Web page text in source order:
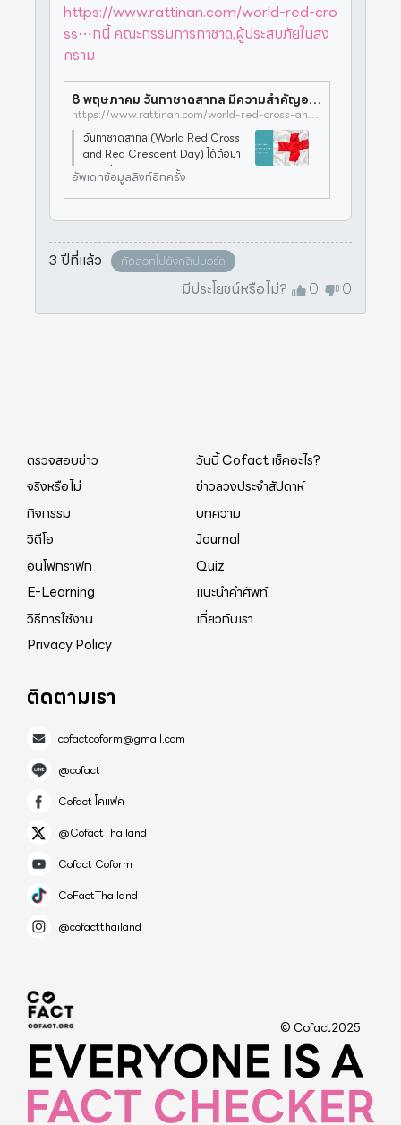
https://www.rattinan.com/world-red-cro
ss⋯กนี้ คณะกรรมการกาชาด,ผู้ประสบภัยในสง
คราม
8 พฤษภาคม วันกาชาดสากล มีความสำคัญอย่างไร
https://www.rattinan.com/world-red-cross-and-red-crescent-day/#:~:text=%E0%B8%99%E0%B8%AD%E0%B8%81%E0%B8%88%E0%B8%B2%E0%B8%81%E0%B8%99%E0%B8%B5%E0%B9%89%20%E0%B8%84%E0%B8%93%E0%B8%B0%E0%B8%81%E0%B8%A3%E0%B8%A3%E0%B8%A1%E0%B8%81%E0%B8%B2%E0%B8%A3%E0%B8%81%E0%B8%B2%E0%B8%8A%E0%B8%B2%E0%B8%94,%E0%B8%9C%E0%B8%B9%E0%B9%89%E0%B8%9B%E0%B8%A3%E0%B8%B0%E0%B8%AA%E0%B8%9A%E0%B8%A0%E0%B8%B1%E0%B8%A2%E0%B9%83%E0%B8%99%E0%B8%AA%E0%B8%87%E0%B8%84%E0%B8%A3%E0%B8%B2%E0%B8%A1
วันกาชาดสากล (World Red Cross
and Red Crescent Day) ได้ถือมา
จากหน่วยงาน “สภากาชาดสากล” (Int
ernational Committee of the R
ed Cross) ที่ถือกำเนิดเกิดขึ้นเมื่อ
ค.ศ. 1863 โดยมีภารกิจด้านมนุษยธร
อัพเดทข้อมูลลิงก์อีกครั้ง
3 ปีที่แล้ว คัดลอกไปยังคลิปบอร์ด
มีประโยชน์หรือไม่? 0 0
ตรวจสอบข่าว
วันนี้ Cofact เช็คอะไร?
จริงหรือไม่
ข่าวลวงประจำสัปดาห์
กิจกรรม
บทความ
วิดีโอ
Journal
อินโฟกราฟิก
Quiz
E-Learning
แนะนำคำศัพท์
วิธีการใช้งาน
เกี่ยวกับเรา
Privacy Policy
ติดตามเรา
cofactcoform@gmail.com
@cofact
Cofact โคแฟค
@CofactThailand
Cofact Coform
CoFactThailand
@cofactthailand
© Cofact2025